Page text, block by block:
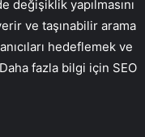
değişiklik yapılmasını
ve taşınabilir arama
hedeflemek ve
fazla bilgi için SEO